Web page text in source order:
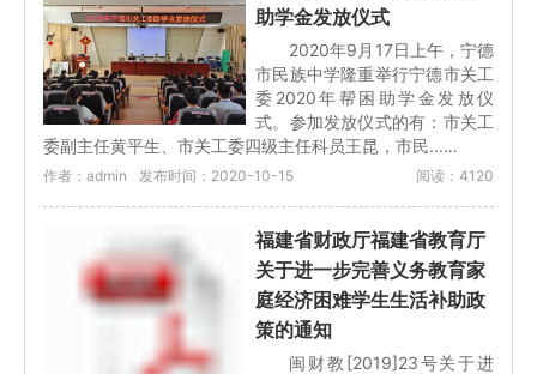
助学金发放仪式
2020年9月17日上午，宁德
市民族中学隆重举行宁德市关工
委2020年帮困助学金发放仪
式。参加发放仪式的有：市关工
委副主任黄平生、市关工委四级主任科员王昆，市民...…
作者：admin 发布时间：2020-10-15 阅读：4120
福建省财政厅福建省教育厅
关于进一步完善义务教育家
庭经济困难学生生活补助政
策的通知
闽财教[2019]23号关于进